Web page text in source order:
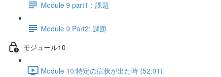
Module 9 part1：課題
Module 9 Part2: 課題
モジュール10
Module 10:特定の症状が出た時 (52:01)